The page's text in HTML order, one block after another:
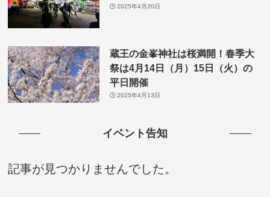
2025年4月20日
蔵王の金峯神社は桜満開！春季大
祭は4月14日（月）15日（火）の
平日開催
2025年4月13日
イベント告知
記事が見つかりませんでした。